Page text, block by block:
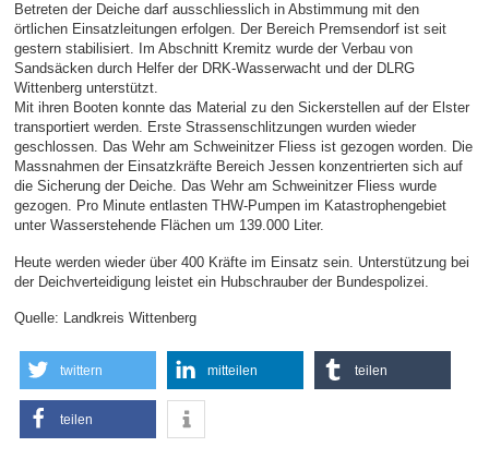
Betreten der Deiche darf ausschliesslich in Abstimmung mit den
örtlichen Einsatzleitungen erfolgen. Der Bereich Premsendorf ist seit
gestern stabilisiert. Im Abschnitt Kremitz wurde der Verbau von
Sandsäcken durch Helfer der DRK-Wasserwacht und der DLRG
Wittenberg unterstützt.
Mit ihren Booten konnte das Material zu den Sickerstellen auf der Elster
transportiert werden. Erste Strassenschlitzungen wurden wieder
geschlossen. Das Wehr am Schweinitzer Fliess ist gezogen worden. Die
Massnahmen der Einsatzkräfte Bereich Jessen konzentrierten sich auf
die Sicherung der Deiche. Das Wehr am Schweinitzer Fliess wurde
gezogen. Pro Minute entlasten THW-Pumpen im Katastrophengebiet
unter Wasserstehende Flächen um 139.000 Liter.
Heute werden wieder über 400 Kräfte im Einsatz sein. Unterstützung bei
der Deichverteidigung leistet ein Hubschrauber der Bundespolizei.
Quelle: Landkreis Wittenberg
twittern mitteilen teilen
teilen